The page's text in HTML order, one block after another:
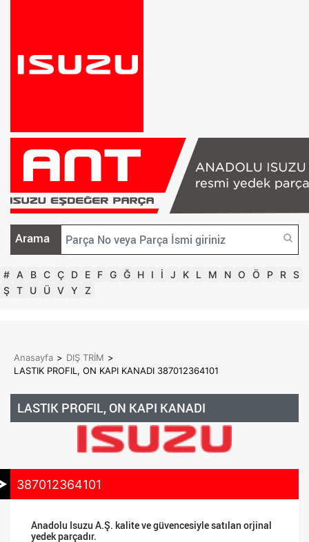
Arama
# A B C Ç D E F G Ğ H I İ J K L M N O Ö P R S
Ş T U Ü V Y Z
Anasayfa > DIŞ TRİM >
LASTIK PROFIL, ON KAPI KANADI 387012364101
LASTIK PROFIL, ON KAPI KANADI
387012364101
Anadolu Isuzu A.Ş. kalite ve güvencesiyle satılan orjinal
yedek parçadır.